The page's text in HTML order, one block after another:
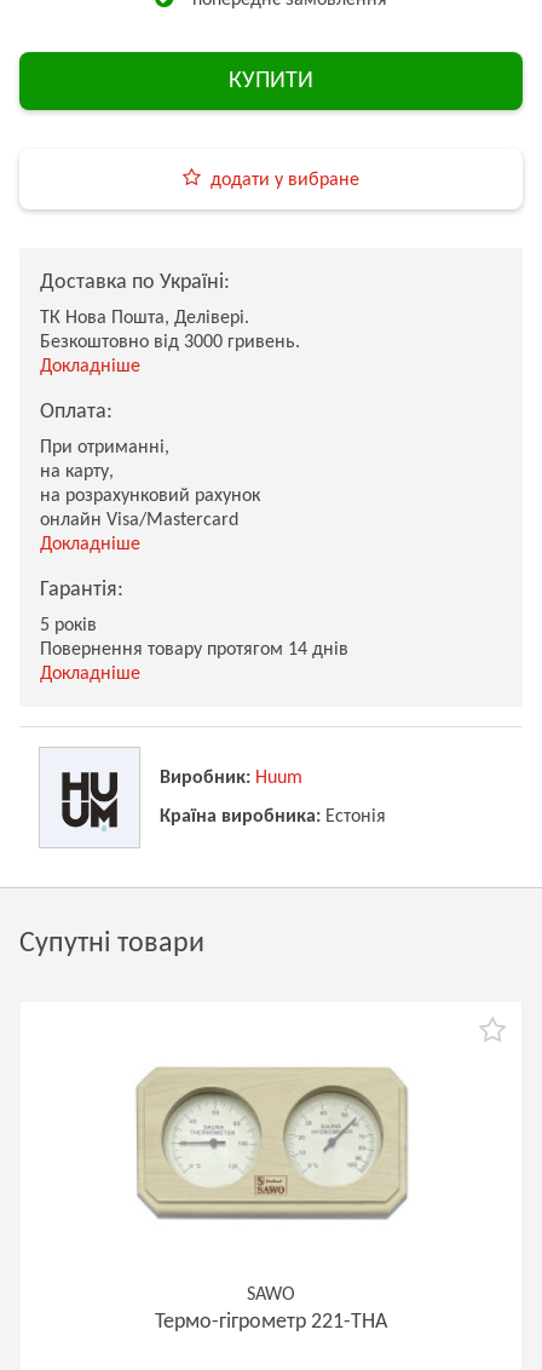
КУПИТИ
додати у вибране
Доставка по Україні:
ТК Нова Пошта, Делівері.
Безкоштовно від 3000 гривень.
Докладніше
Оплата:
При отриманні,
на карту,
на розрахунковий рахунок
онлайн Visa/Mastercard
Докладніше
Гарантія:
5 років
Повернення товару протягом 14 днів
Докладніше
Виробник: Huum
Країна виробника: Естонія
Супутні товари
SAWO
Термо-гігрометр 221-THА